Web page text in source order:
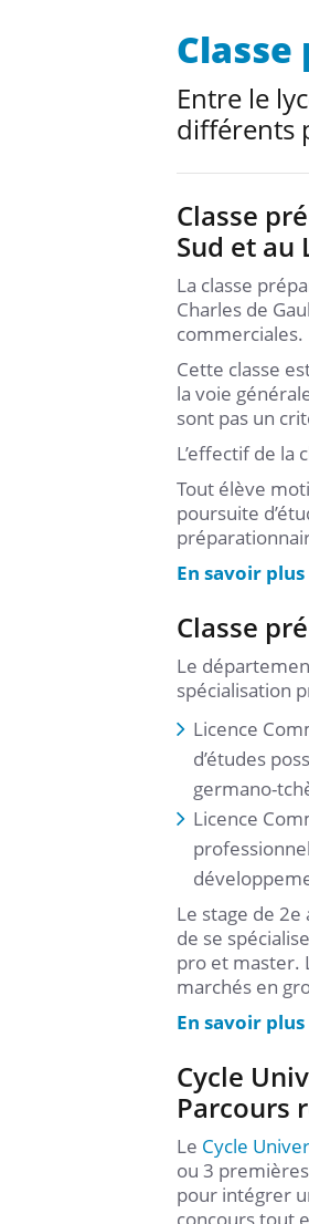
Entre le
différents
Classe
Sud et au
La classe
Charles de
commerciales.
Cette classe
la voie
sont pas un
L’effectif de la
Tout élève
poursuite
En savoir plus
Classe
Le
spécialisation
Licence
d’études
germano-
Licence
Le stage de
de se
pro et master.
marchés en
En savoir plus
Cycle
Parcours
Le Cycle
ou 3
pour intégrer